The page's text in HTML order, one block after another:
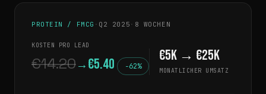
PROTEIN / FMCG · Q2 2025 · 8 WOCHEN
KOSTEN PRO LEAD
€14.20→€5.40 −62%
€5K → €25K
MONATLICHER UMSATZ